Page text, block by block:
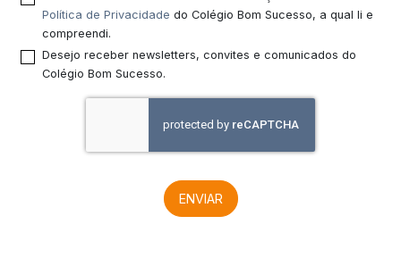
Política de Privacidade do Colégio Bom Sucesso, a qual li e
compreendi.
Desejo receber newsletters, convites e comunicados do
Colégio Bom Sucesso.
ENVIAR